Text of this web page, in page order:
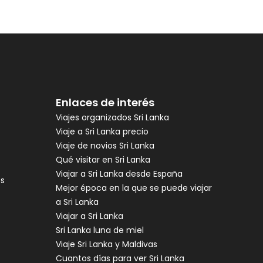
Enlaces de interés
Viajes organizados Sri Lanka
Viaje a Sri Lanka precio
Viaje de novios Sri Lanka
Qué visitar en Sri Lanka
Viajar a Sri Lanka desde España
Mejor época en la que se puede viajar
a Sri Lanka
Viajar a Sri Lanka
Sri Lanka luna de miel
Viaje Sri Lanka y Maldivas
Cuantos días para ver Sri Lanka